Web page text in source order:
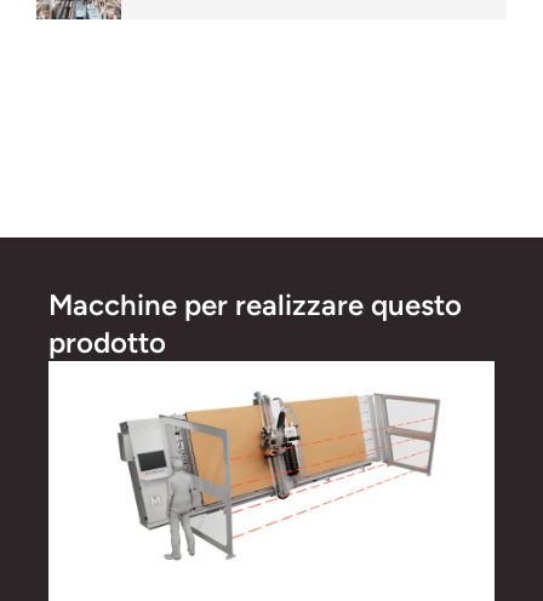
Macchine per realizzare questo
prodotto